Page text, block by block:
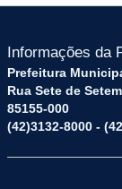
Informações da
Prefeitura
Rua Sete de
85155-000
(42)3132-8000 -